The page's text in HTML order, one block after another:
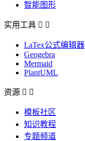
智能图形
实用工具  
LaTex公式编辑器
Geogebra
Mermaid
PlantUML
资源  
模板社区
知识教程
专题频道